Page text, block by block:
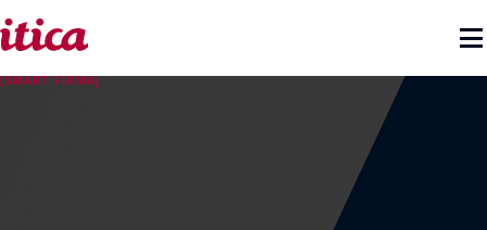

[SMART FIRMA]